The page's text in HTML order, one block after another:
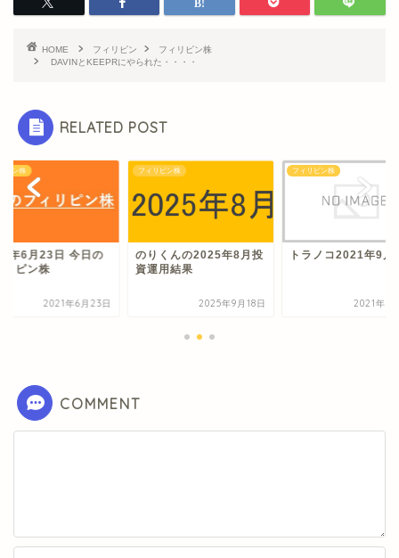
HOME フィリピン
フィリピン株
DAVINとKEEPRにやられた・・・・
RELATED POST
ピン株
年6月23日 今日の
リピン株
2021年6月23日
フィリピン株
のりくんの2025年8月投
資運用結果
2025年9月18日
フィリピン株
トラノコ2021年9月
2021年9
COMMENT